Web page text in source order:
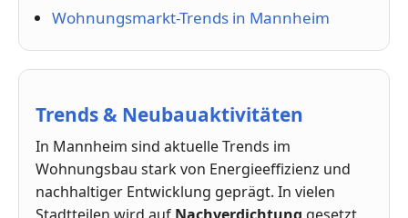
Wohnungsmarkt-Trends in Mannheim
Trends & Neubauaktivitäten
In Mannheim sind aktuelle Trends im
Wohnungsbau stark von Energieeffizienz und
nachhaltiger Entwicklung geprägt. In vielen